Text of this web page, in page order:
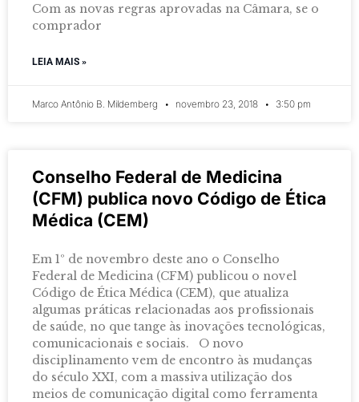
Com as novas regras aprovadas na Câmara, se o
comprador
LEIA MAIS »
Marco Antônio B. Mildemberg novembro 23, 2018 3:50 pm
Conselho Federal de Medicina
(CFM) publica novo Código de Ética
Médica (CEM)
Em 1º de novembro deste ano o Conselho
Federal de Medicina (CFM) publicou o novel
Código de Ética Médica (CEM), que atualiza
algumas práticas relacionadas aos profissionais
de saúde, no que tange às inovações tecnológicas,
comunicacionais e sociais. O novo
disciplinamento vem de encontro às mudanças
do século XXI, com a massiva utilização dos
meios de comunicação digital como ferramenta